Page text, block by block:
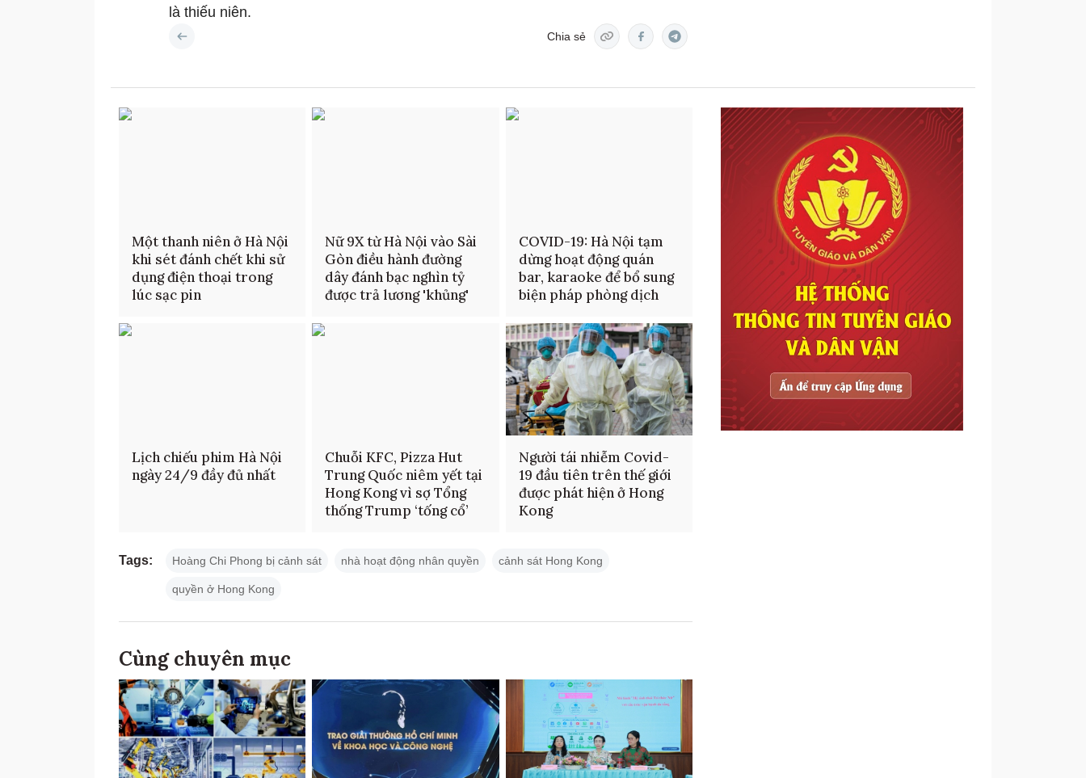
là thiếu niên.
Chia sẻ
Một thanh niên ở Hà Nội
khi sét đánh chết khi sử
dụng điện thoại trong
lúc sạc pin
Nữ 9X từ Hà Nội vào Sài
Gòn điều hành đường
dây đánh bạc nghìn tỷ
được trả lương 'khủng'
COVID-19: Hà Nội tạm
dừng hoạt động quán
bar, karaoke để bổ sung
biện pháp phòng dịch
Lịch chiếu phim Hà Nội
ngày 24/9 đầy đủ nhất
Chuỗi KFC, Pizza Hut
Trung Quốc niêm yết tại
Hong Kong vì sợ Tổng
thống Trump ‘tống cổ’
Người tái nhiễm Covid-
19 đầu tiên trên thế giới
được phát hiện ở Hong
Kong
Tags: Hoàng Chi Phong bị cảnh sát nhà hoạt động nhân quyền cảnh sát Hong Kong
quyền ở Hong Kong
Cùng chuyên mục